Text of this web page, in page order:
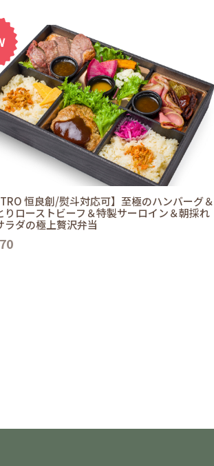
恒良創/熨斗対応可】至極のハンバーグ＆
りローストビーフ＆特製サーロイン＆朝採れ
ラダの極上贅沢弁当